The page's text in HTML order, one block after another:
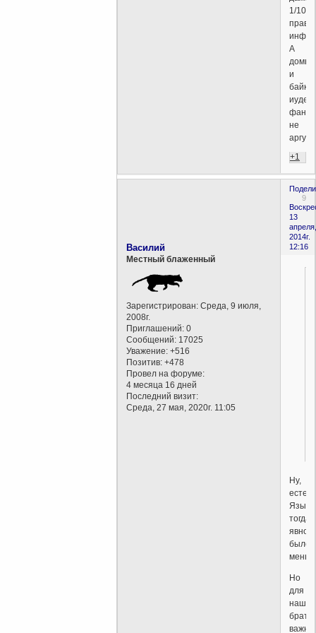
1/10
А
и
байки
не
+1
9
13
апреля,
2014г.
12:16
Василий
Местный блаженный
Зарегистрирован: Среда, 9 июля,
2008г.
Приглашений: 0
Сообщений: 17025
Уважение: +516
Позитив: +478
Провел на форуме:
4 месяца 16 дней
Последний визит:
Среда, 27 мая, 2020г. 11:05
Ну,
тогда
явно
было
Но
для
брата